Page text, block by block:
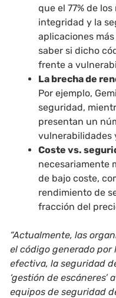
que el 77% de
integridad y la
aplicaciones
saber si dicho
frente a
La brecha de
Por ejemplo,
seguridad,
presentan un
vulnerabilidades
Coste vs.
necesariamente
de bajo coste,
rendimiento de
fracción del
“Actualmente, las
el código generado por
efectiva, la seguridad
‘gestión de escáneres’
equipos de seguridad